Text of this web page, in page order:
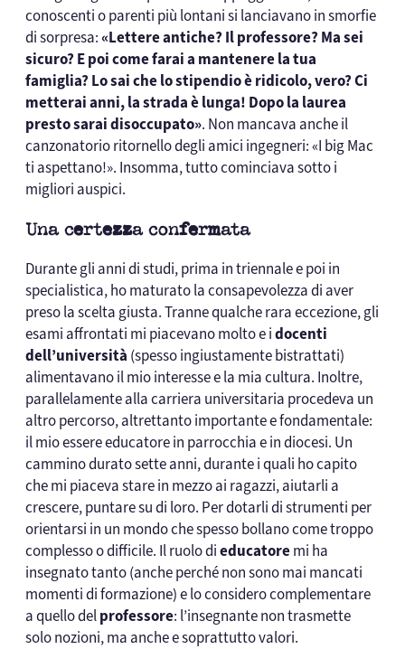
conoscenti o parenti più lontani si lanciavano in smorfie
di sorpresa:«Lettere antiche? Il professore? Ma sei
sicuro? E poi come farai a mantenere la tua
famiglia? Lo sai che lo stipendio è ridicolo, vero? Ci
metterai anni, la strada è lunga! Dopo la laurea
presto sarai disoccupato». Non mancava anche il
canzonatorio ritornello degli amici ingegneri: «I big Mac
ti aspettano!». Insomma, tutto cominciava sotto i
migliori auspici.
Una certezza confermata
Durante gli anni di studi, prima in triennale e poi in
specialistica, ho maturato la consapevolezza di aver
preso la scelta giusta. Tranne qualche rara eccezione, gli
esami affrontati mi piacevano molto e idocenti
dell’università (spesso ingiustamente bistrattati)
alimentavano il mio interesse e la mia cultura. Inoltre,
parallelamente alla carriera universitaria procedeva un
altro percorso, altrettanto importante e fondamentale:
il mio essere educatore in parrocchia e in diocesi. Un
cammino durato sette anni, durante i quali ho capito
che mi piaceva stare in mezzo ai ragazzi, aiutarli a
crescere, puntare su di loro. Per dotarli di strumenti per
orientarsi in un mondo che spesso bollano come troppo
complesso o difficile. Il ruolo dieducatoremi ha
insegnato tanto (anche perché non sono mai mancati
momenti di formazione) e lo considero complementare
a quello delprofessore: l’insegnante non trasmette
solo nozioni, ma anche e soprattutto valori.